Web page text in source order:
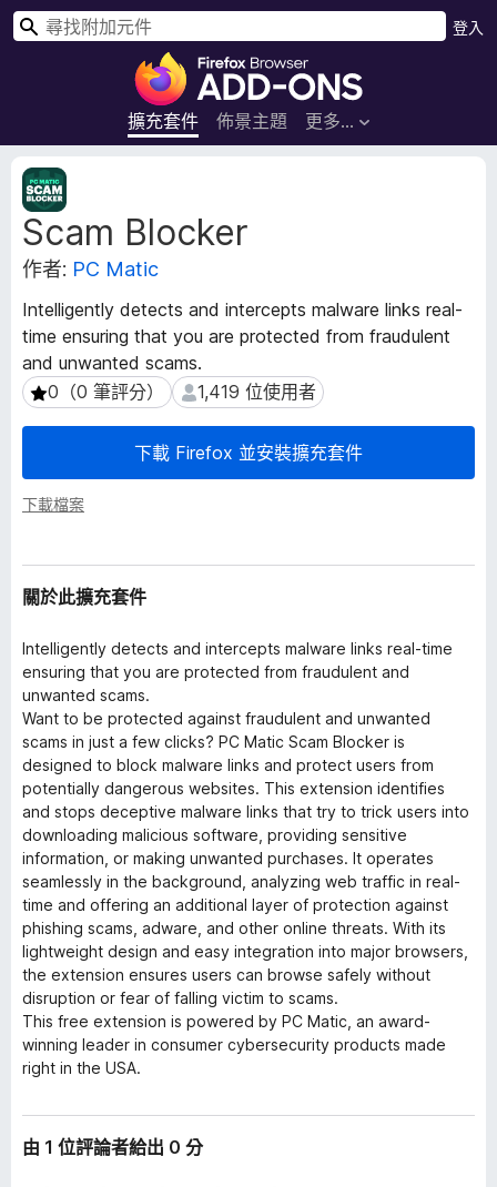
F
r
e
器
附
元
件
擴充套件 佈景主題 更多…
登入
搜
Scam Blocker
作者: PC Matic
Intelligently detects and intercepts malware links real-
time ensuring that you are protected from fraudulent
and unwanted scams.
0（0 筆評分）
0（0 筆評分） 1,419 位使用者
1,419 位使用者
下載 Firefox 並安裝擴充套件
下載檔案
擴
充
套
件
後
資
料
關於此擴充套件
Intelligently detects and intercepts malware links real-time
ensuring that you are protected from fraudulent and
unwanted scams.
Want to be protected against fraudulent and unwanted
scams in just a few clicks? PC Matic Scam Blocker is
designed to block malware links and protect users from
potentially dangerous websites. This extension identifies
and stops deceptive malware links that try to trick users into
downloading malicious software, providing sensitive
information, or making unwanted purchases. It operates
seamlessly in the background, analyzing web traffic in real-
time and offering an additional layer of protection against
phishing scams, adware, and other online threats. With its
lightweight design and easy integration into major browsers,
the extension ensures users can browse safely without
disruption or fear of falling victim to scams.
This free extension is powered by PC Matic, an award-
winning leader in consumer cybersecurity products made
right in the USA.
由 1 位評論者給出 0 分